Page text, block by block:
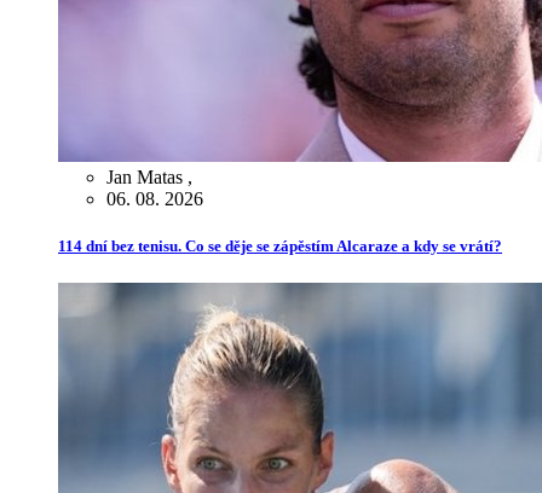
Jan Matas ,
06. 08. 2026
114 dní bez tenisu. Co se děje se zápěstím Alcaraze a kdy se vrátí?